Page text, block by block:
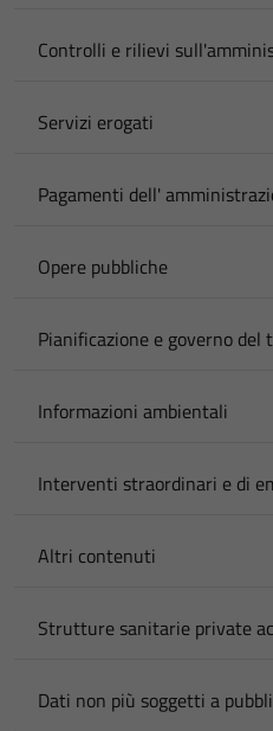
Controlli e rilievi
Servizi erogati
Pagamenti dell'
Opere pubbliche
Pianificazione e governo
Informazioni ambientali
Interventi straordinari e di
Altri contenuti
Strutture sanitarie private
Dati non più soggetti a